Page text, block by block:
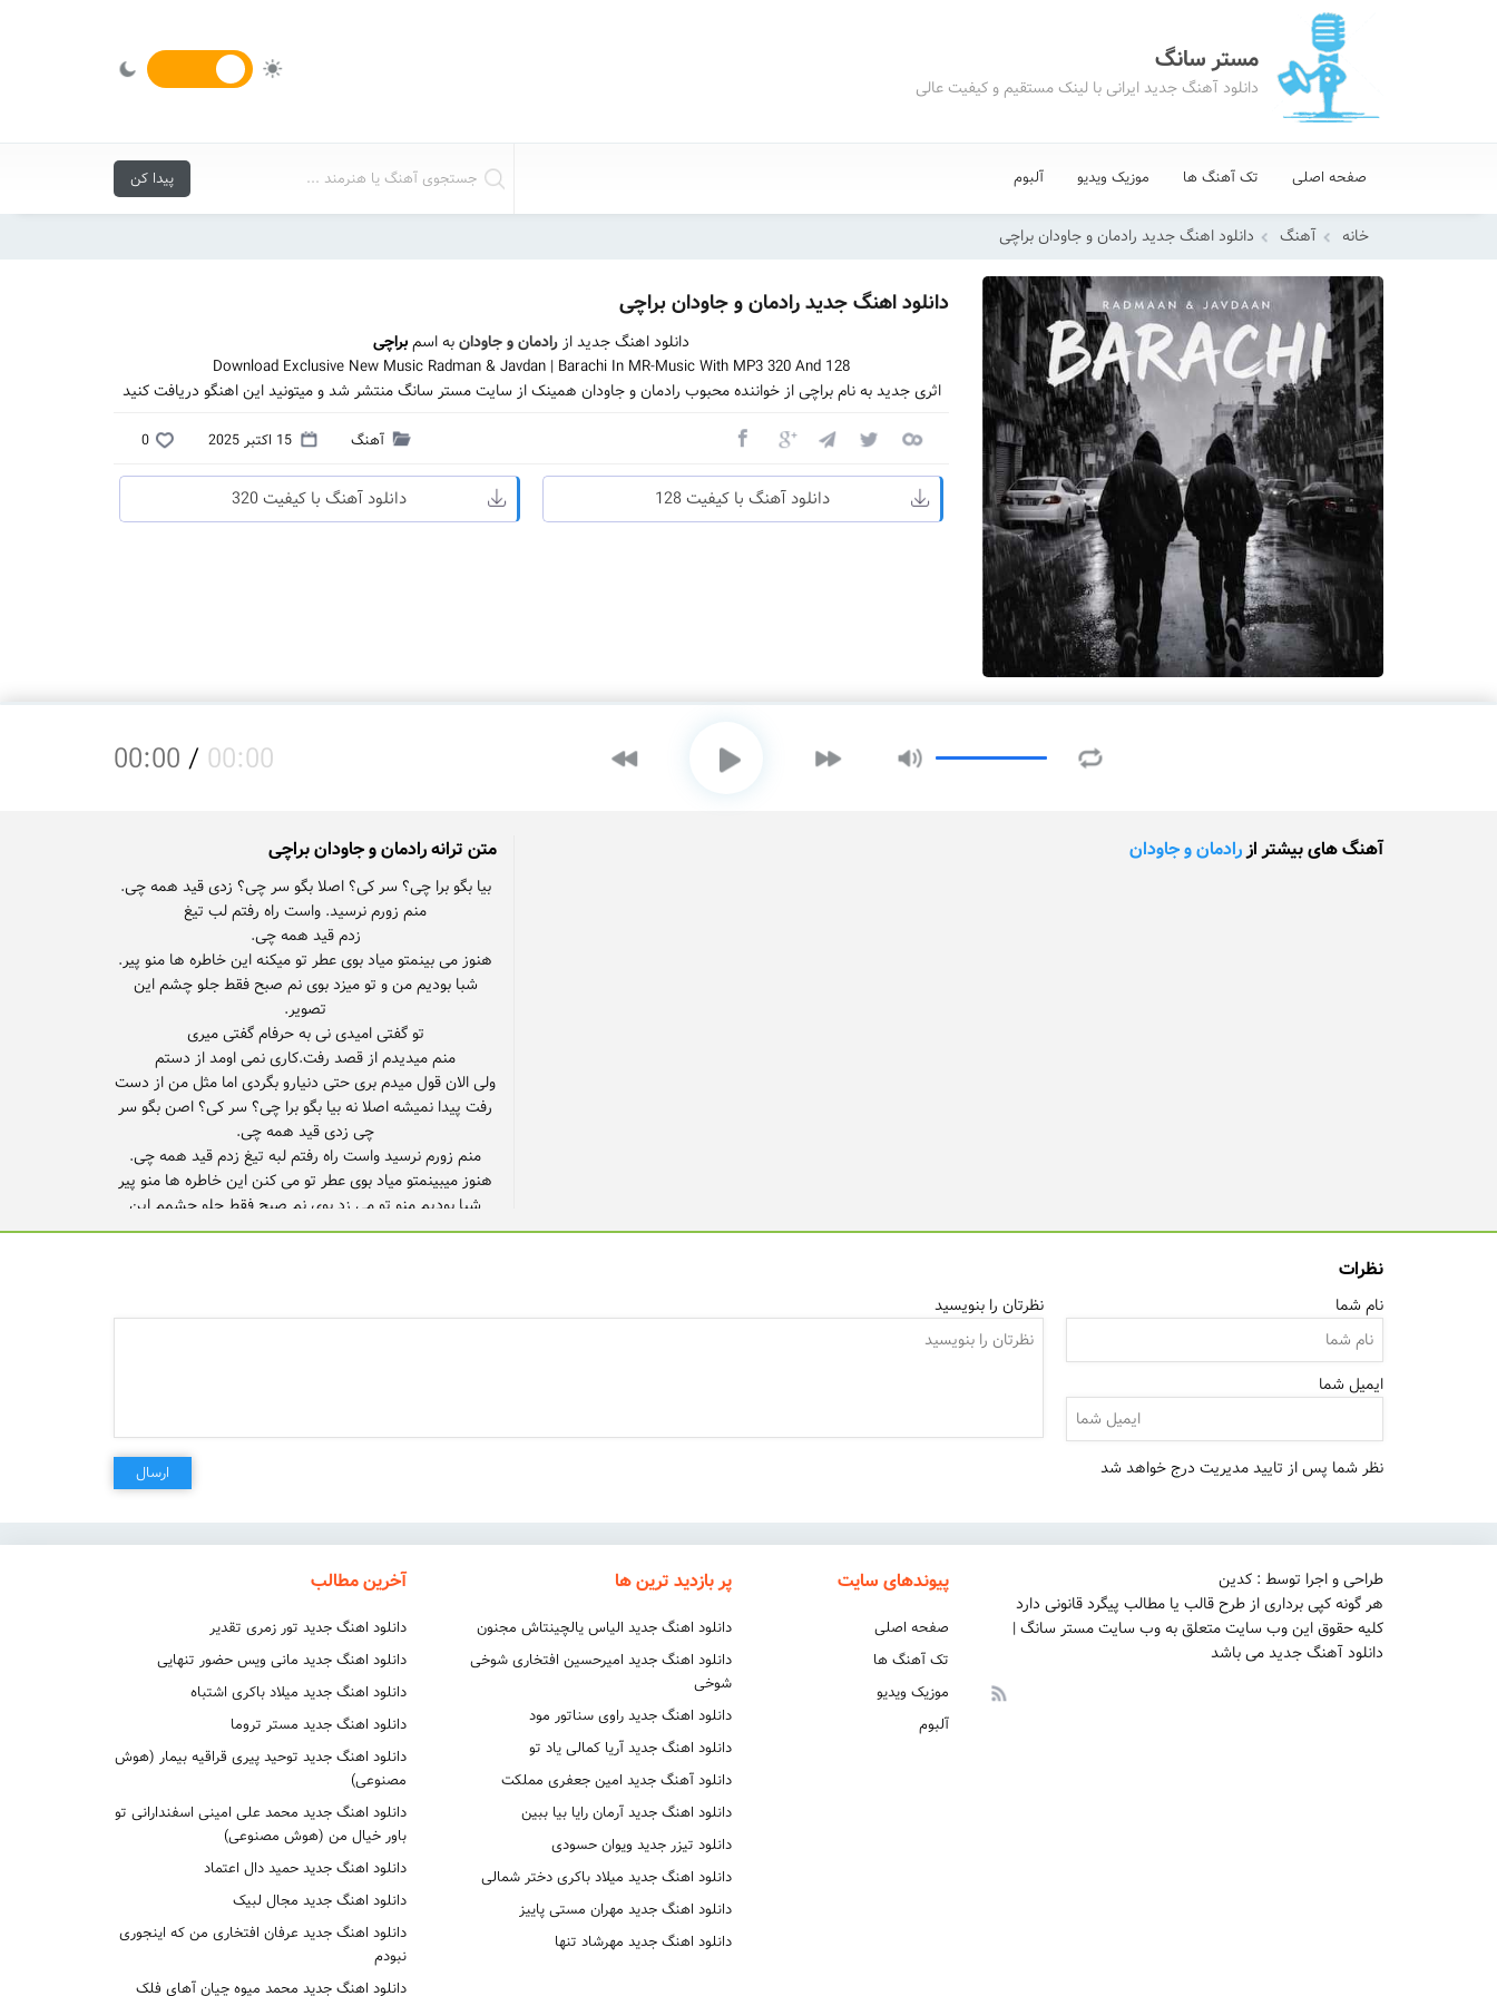
مستر سانگ
دانلود آهنگ جدید ایرانی با لینک مستقیم و کیفیت عالی
صفحه اصلی تک آهنگ ها موزیک ویدیو آلبوم
خانه آهنگ دانلود اهنگ جدید رادمان و جاودان براچی
دانلود اهنگ جدید رادمان و جاودان براچی
دانلود اهنگ جدید از رادمان و جاودانبه اسمبراچی
Download Exclusive New Music Radman & Javdan | Barachi In MR-Music With MP3 320 And 128
اثری جدید به نام براچی از خواننده محبوب رادمان و جاودان همینک از سایت مستر سانگ منتشر شد و میتونید این اهنگو دریافت کنید
آهنگ 15 اکتبر 2025 0
دانلود آهنگ با کیفیت 128 دانلود آهنگ با کیفیت 320
00:00 / 00:00
آهنگ های بیشتر ازرادمان و جاودان متن ترانه رادمان و جاودان براچی
بیا بگو برا چی؟ سر کی؟ اصلا بگو سر چی؟ زدی قید همه چی.
شبا بودیم من و تو میزد بوی نم صبح فقط جلو چشم این
ولی الان قول میدم بری حتی دنیارو بگردی اما مثل من از دست
رفت پیدا نمیشه اصلا نه بیا بگو برا چی؟ سر کی؟ اصن بگو سر
شبا بودیم منو تو می زد بوی نم صبح فقط جلو چشمم این
تصویر. یادمه قولا تو من. شکستی پلارو رفتی. پشت سرت دنیا
فکرت چهارپایه زیر پام. خاطره ها میپیچن طناب دور گردن.
بیا بگو برا چی؟ سر کی؟ اصلا بگو سر چی؟ زدی قید همه چی.
شبا بودیم من و تو میزد بوی نم صبح فقط جلو چشم این
.
نظرات
نام شما
ایمیل شما
نظرتان را بنویسید
نظر شما پس از تایید مدیریت درج خواهد شد ارسال
طراحی و اجرا توسط : کدین
هر گونه کپی برداری از طرح قالب یا مطالب پیگرد قانونی دارد
کلیه حقوق این وب سایت متعلق به وب سایت مستر سانگ |
دانلود آهنگ جدید می باشد
پیوندهای سایت
صفحه اصلی
تک آهنگ ها
موزیک ویدیو
آلبوم
پر بازدید ترین ها
دانلود اهنگ جدید الیاس یالچینتاش مجنون
دانلود اهنگ جدید امیرحسین افتخاری شوخی
شوخی
دانلود اهنگ جدید راوی سناتور مود
دانلود اهنگ جدید آریا کمالی یاد تو
دانلود آهنگ جدید امین جعفری مملکت
دانلود اهنگ جدید آرمان رایا بیا ببین
دانلود تیزر جدید ویوان حسودی
دانلود اهنگ جدید میلاد باکری دختر شمالی
دانلود اهنگ جدید مهران مستی پاییز
دانلود اهنگ جدید مهرشاد تنها
آخرین مطالب
دانلود اهنگ جدید تور زمری تقدیر
دانلود اهنگ جدید مانی ویس حضور تنهایی
دانلود اهنگ جدید میلاد باکری اشتباه
دانلود اهنگ جدید مستر تروما
دانلود اهنگ جدید توحید پیری قراقیه بیمار (هوش
مصنوعی)
دانلود اهنگ جدید محمد علی امینی اسفندارانی تو
باور خیال من (هوش مصنوعی)
دانلود اهنگ جدید حمید دال اعتماد
دانلود اهنگ جدید مجال لبیک
دانلود اهنگ جدید عرفان افتخاری من که اینجوری
نبودم
دانلود اهنگ جدید محمد میوه چیان آهای فلک